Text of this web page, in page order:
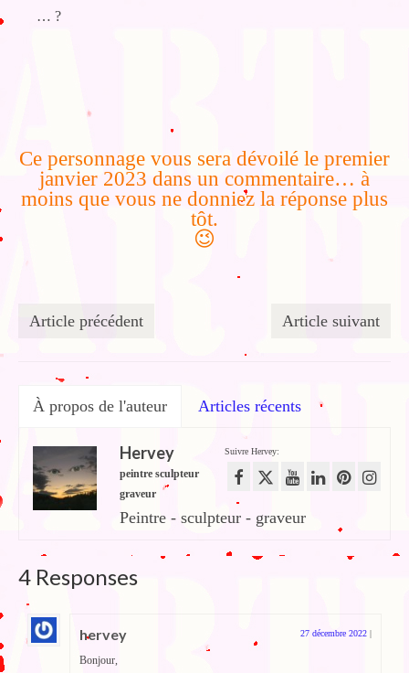
… ?
Ce personnage vous sera dévoilé le premier
janvier 2023 dans un commentaire… à
moins que vous ne donniez la réponse plus
tôt.
😉
Article précédent Article suivant
À propos de l'auteur Articles récents
Suivre Hervey:
Hervey
peintre sculpteur
graveur
Peintre - sculpteur - graveur
4 Responses
hervey 27 décembre 2022 |
Bonjour,